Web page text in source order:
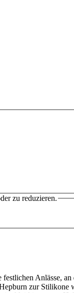
zu reduzieren.
Anlässe,
zur Stilikone